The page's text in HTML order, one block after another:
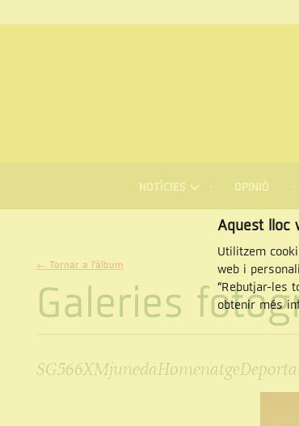
NOTÍCIES OPINIÓ
← Tornar a l'àlbum
Galeries
Aquest lloc
Utilitzem
web i
“Rebutjar-les
obtenir més